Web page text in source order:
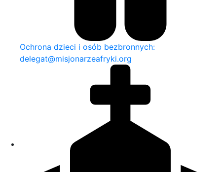
Ochrona dzieci i osób bezbronnych:
delegat@misjonarzeafryki.org